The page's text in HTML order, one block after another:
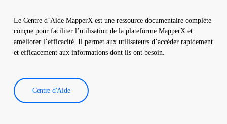
utilisés pour améliorer l’efficacité des centrales solaires et
réduire les coûts d’exploitation.
Le Centre d’Aide MapperX est une ressource documentaire complète
conçue pour faciliter l’utilisation de la plateforme MapperX et
améliorer l’efficacité. Il permet aux utilisateurs d’accéder rapidement
et efficacement aux informations dont ils ont besoin.
Centre d'Aide